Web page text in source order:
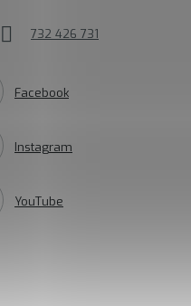
732 426 731
Facebook
Instagram
YouTube